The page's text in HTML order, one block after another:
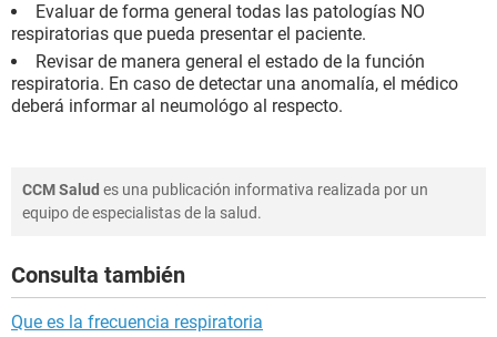
Evaluar de forma general todas las patologías NO
respiratorias que pueda presentar el paciente.
Revisar de manera general el estado de la función
respiratoria. En caso de detectar una anomalía, el médico
deberá informar al neumológo al respecto.
CCM Salud es una publicación informativa realizada por un
equipo de especialistas de la salud.
Consulta también
Que es la frecuencia respiratoria